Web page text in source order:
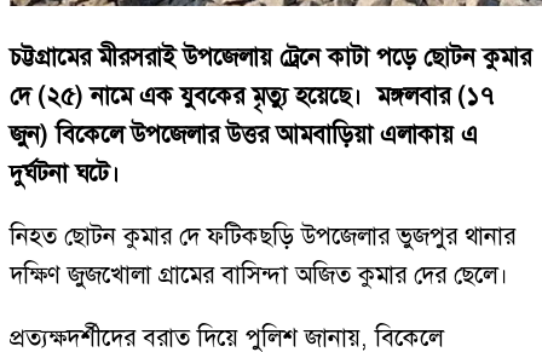
চট্টগ্রামের মীরসরাই উপজেলায় ট্রেনে কাটা পড়ে ছোটন কুমার
দে (২৫) নামে এক যুবকের মৃত্যু হয়েছে।মঙ্গলবার (১৭
জুন) বিকেলে উপজেলার উত্তর আমবাড়িয়া এলাকায় এ
দুর্ঘটনা ঘটে।
নিহত ছোটন কুমার দে ফটিকছড়ি উপজেলার ভুজপুর থানার
দক্ষিণ জুজখোলা গ্রামের বাসিন্দা অজিত কুমার দের ছেলে।
প্রত্যক্ষদর্শীদের বরাত দিয়ে পুলিশ জানায়, বিকেলে